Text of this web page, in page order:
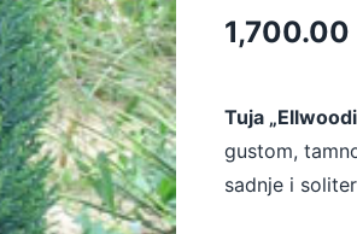
1,700.00
Tuja
gustom,
sadnje i